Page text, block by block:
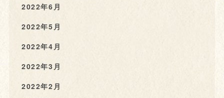
2022年6月
2022年5月
2022年4月
2022年3月
2022年2月